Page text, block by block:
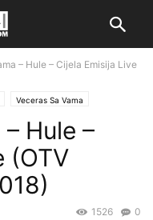
– Hule – Cijela Emisija Live
Veceras Sa Vama
Hule –
(OTV
0
1526